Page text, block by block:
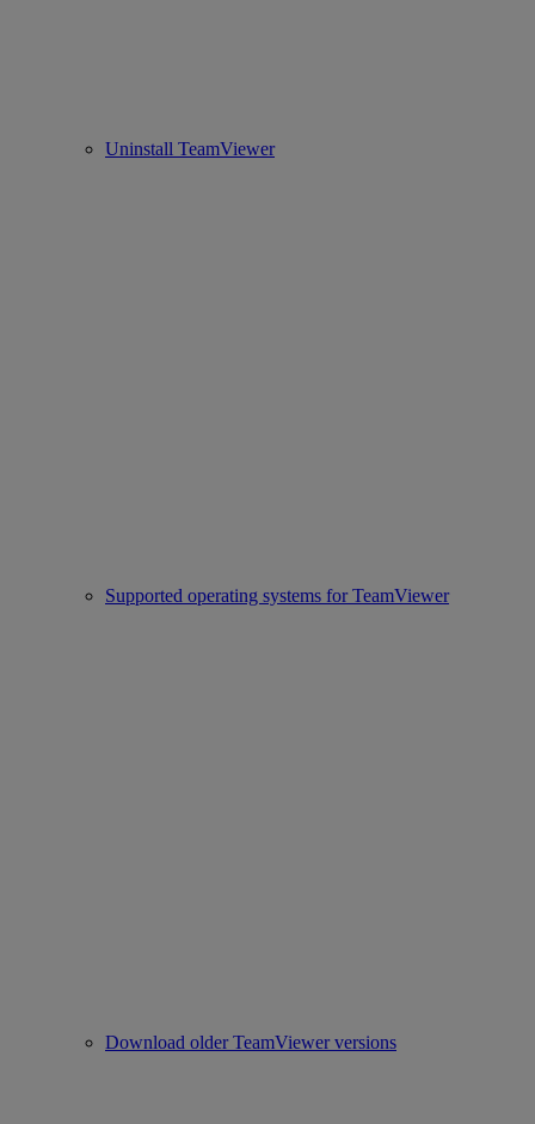
Uninstall TeamViewer
Supported operating systems for TeamViewer
Download older TeamViewer versions